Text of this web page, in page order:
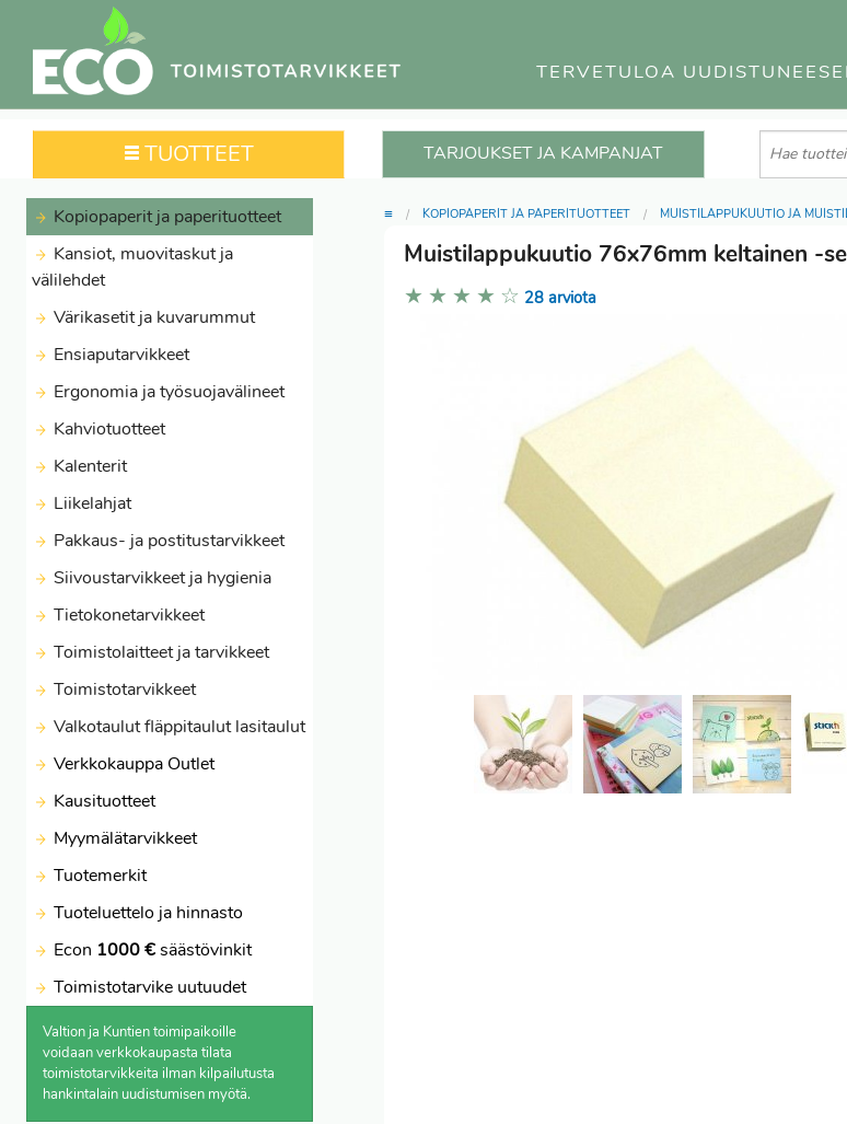
TERVETULOA
TUOTTEET TARJOUKSET JA KAMPANJAT
Kopiopaperit ja paperituotteet
Kansiot, muovitaskut ja
välilehdet
Värikasetit ja kuvarummut
Ensiaputarvikkeet
Ergonomia ja työsuojavälineet
Kahviotuotteet
Kalenterit
Liikelahjat
Pakkaus- ja postitustarvikkeet
Siivoustarvikkeet ja hygienia
Tietokonetarvikkeet
Toimistolaitteet ja tarvikkeet
Toimistotarvikkeet
Valkotaulut fläppitaulut lasitaulut
Verkkokauppa Outlet
Kausituotteet
Myymälätarvikkeet
Tuotemerkit
Tuoteluettelo ja hinnasto
Econ 1000 €säästövinkit
Toimistotarvike uutuudet
Valtion ja Kuntien toimipaikoille
voidaan verkkokaupasta tilata
toimistotarvikkeita ilman kilpailutusta
hankintalain uudistumisen myötä.
≡ KOPIOPAPERIT JA PAPERITUOTTEET MUISTILAPPUKUUTIO JA
Muistilappukuutio 76x76mm keltainen -
★ ★ ★ ★ ☆ 28 arviota